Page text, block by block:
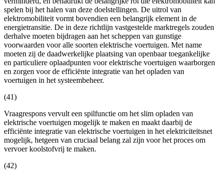
spelen bij het halen van deze doelstellingen. De uitrol van
elektromobiliteit vormt bovendien een belangrijk element in de
energietransitie. De in deze richtlijn vastgestelde marktregels zouden
derhalve moeten bijdragen aan het scheppen van gunstige
voorwaarden voor alle soorten elektrische voertuigen. Met name
moeten zij de daadwerkelijke plaatsing van openbaar toegankelijke
en particuliere oplaadpunten voor elektrische voertuigen waarborgen
en zorgen voor de efficiënte integratie van het opladen van
voertuigen in het systeembeheer.
(41)
Vraagrespons vervult een spilfunctie om het slim opladen van
elektrische voertuigen mogelijk te maken en maakt daarbij de
efficiënte integratie van elektrische voertuigen in het elektriciteitsnet
mogelijk, hetgeen van cruciaal belang zal zijn voor het proces om
vervoer koolstofvrij te maken.
(42)